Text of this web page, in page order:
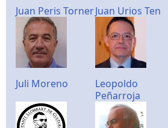
Juan Peris TornerJuan Urios Ten
Juli Moreno
Leopoldo
Peñarroja